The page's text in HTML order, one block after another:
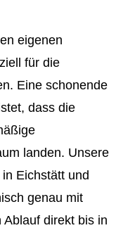
eigenen
für die
Eine schonende
dass die
landen. Unsere
Eichstätt und
genau mit
direkt bis in